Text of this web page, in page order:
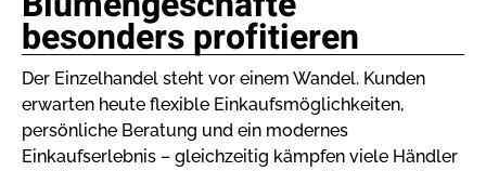
besonders profitieren
Der Einzelhandel steht vor einem Wandel. Kunden
erwarten heute flexible Einkaufsmöglichkeiten,
persönliche Beratung und ein modernes
Einkaufserlebnis – gleichzeitig kämpfen viele Händler